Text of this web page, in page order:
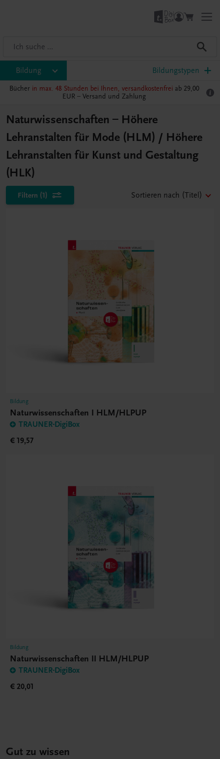
Bildung Bildungstypen
Bücher in max. 48 Stunden bei Ihnen, versandkostenfrei ab 29,00
EUR – Versand und Zahlung
Naturwissenschaften – Höhere
Lehranstalten für Mode (HLM) / Höhere
Lehranstalten für Kunst und Gestaltung
(HLK)
Filtern (1) Sortieren nach (Titel)
Bildung
Naturwissenschaften I HLM/HLPUP
TRAUNER-DigiBox
€ 19,57
Bildung
Naturwissenschaften II HLM/HLPUP
TRAUNER-DigiBox
€ 20,01
Gut zu wissen